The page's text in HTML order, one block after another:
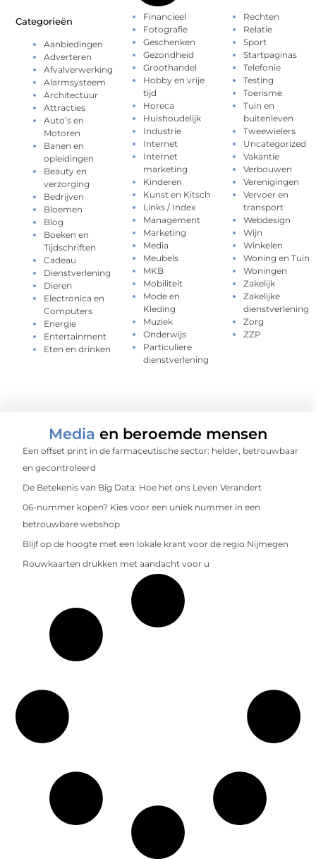
Categorieën
Aanbiedingen
Adverteren
Afvalverwerking
Alarmsysteem
Architectuur
Attracties
Auto’s en
Motoren
Banen en
opleidingen
Beauty en
verzorging
Bedrijven
Bloemen
Blog
Boeken en
Tijdschriften
Cadeau
Dienstverlening
Dieren
Electronica en
Computers
Energie
Entertainment
Eten en drinken
Financieel
Fotografie
Geschenken
Gezondheid
Groothandel
Hobby en vrije
tijd
Horeca
Huishoudelijk
Industrie
Internet
Internet
marketing
Kinderen
Kunst en Kitsch
Links / Index
Management
Marketing
Media
Meubels
MKB
Mobiliteit
Mode en
Kleding
Muziek
Onderwijs
Particuliere
dienstverlening
Rechten
Relatie
Sport
Startpaginas
Telefonie
Testing
Toerisme
Tuin en
buitenleven
Tweewielers
Uncategorized
Vakantie
Verbouwen
Verenigingen
Vervoer en
transport
Webdesign
Wijn
Winkelen
Woning en Tuin
Woningen
Zakelijk
Zakelijke
dienstverlening
Zorg
ZZP
Media en beroemde mensen
Een offset print in de farmaceutische sector: helder, betrouwbaar
en gecontroleerd
De Betekenis van Big Data: Hoe het ons Leven Verandert
06-nummer kopen? Kies voor een uniek nummer in een
betrouwbare webshop
Blijf op de hoogte met een lokale krant voor de regio Nijmegen
Rouwkaarten drukken met aandacht voor u